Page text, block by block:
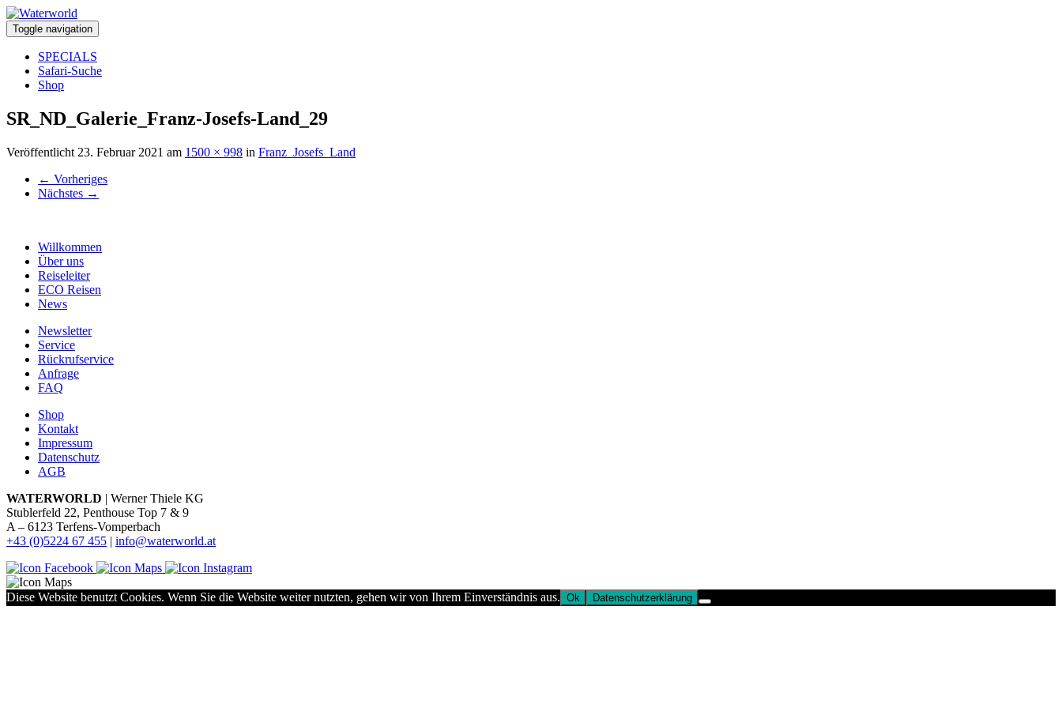
Toggle navigation
SPECIALS
Safari-Suche
Shop
SR_ND_Galerie_Franz-Josefs-Land_29
Veröffentlicht 23. Februar 2021 am 1500 × 998 in Franz_Josefs_Land
← Vorheriges
Nächstes →
Willkommen
Über uns
Reiseleiter
ECO Reisen
News
Newsletter
Service
Rückrufservice
Anfrage
FAQ
Shop
Kontakt
Impressum
Datenschutz
AGB
WATERWORLD | Werner Thiele KG
Stublerfeld 22, Penthouse Top 7 & 9
A – 6123 Terfens-Vomperbach
+43 (0)5224 67 455 | info@waterworld.at
Diese Website benutzt Cookies. Wenn Sie die Website weiter nutzten, gehen wir von Ihrem Einverständnis aus. Ok Datenschutzerklärung